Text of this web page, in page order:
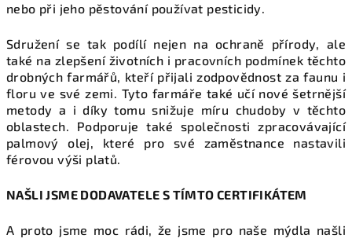
nebo při jeho pěstování používat pesticidy.
Sdružení se tak podílí nejen na ochraně přírody, ale
také na zlepšení životních i pracovních podmínek těchto
drobných farmářů, kteří přijali zodpovědnost za faunu i
floru ve své zemi. Tyto farmáře také učí nové šetrnější
metody a i díky tomu snižuje míru chudoby v těchto
oblastech. Podporuje také společnosti zpracovávající
palmový olej, které pro své zaměstnance nastavili
férovou výši platů.
NAŠLI JSME DODAVATELE S TÍMTO CERTIFIKÁTEM
A proto jsme moc rádi, že jsme pro naše mýdla našli